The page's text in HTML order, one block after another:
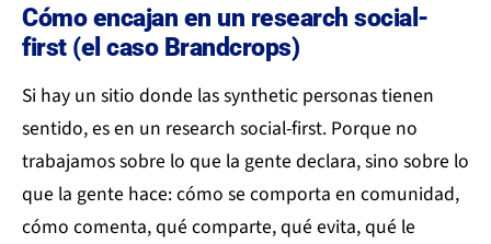
Cómo encajan en un research social-
first (el caso Brandcrops)
Si hay un sitio donde las synthetic personas tienen
sentido, es en un research social-first. Porque no
trabajamos sobre lo que la gente declara, sino sobre lo
que la gente hace: cómo se comporta en comunidad,
cómo comenta, qué comparte, qué evita, qué le